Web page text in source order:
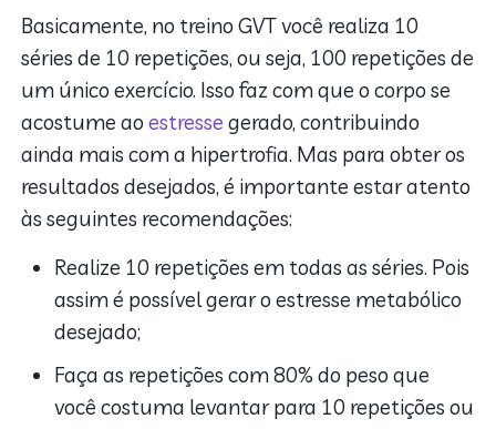
Basicamente, no treino GVT você realiza 10
séries de 10 repetições, ou seja, 100 repetições de
um único exercício. Isso faz com que o corpo se
acostume aoestresse gerado, contribuindo
ainda mais com a hipertrofia. Mas para obter os
resultados desejados, é importante estar atento
às seguintes recomendações:
Realize 10 repetições em todas as séries. Pois
assim é possível gerar o estresse metabólico
desejado;
Faça as repetições com 80% do peso que
você costuma levantar para 10 repetições ou